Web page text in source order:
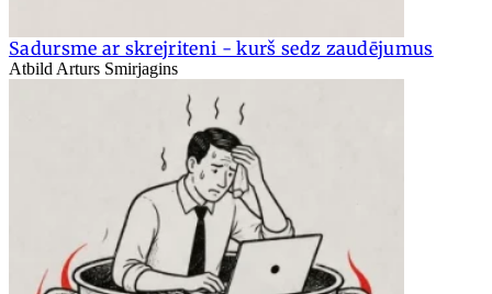
Sadursme ar skrejriteni - kurš sedz zaudējumus
Atbild Arturs Smirjagins